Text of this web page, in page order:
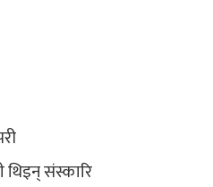
थिइन् संस्कारि